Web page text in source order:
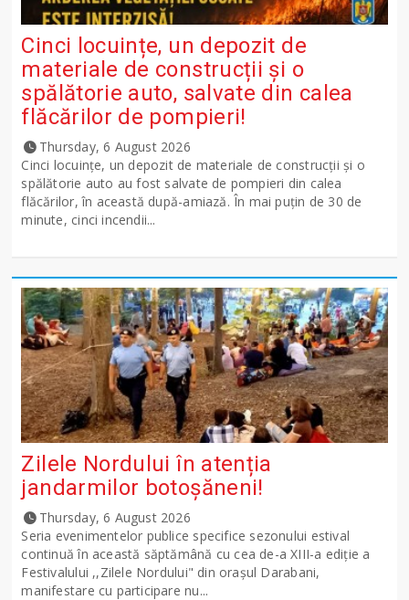
Cinci locuințe, un depozit de
materiale de construcții și o
spălătorie auto, salvate din calea
flăcărilor de pompieri!
Thursday, 6 August 2026
Cinci locuințe, un depozit de materiale de construcții și o
spălătorie auto au fost salvate de pompieri din calea
flăcărilor, în această după-amiază. În mai puțin de 30 de
minute, cinci incendii...
Zilele Nordului în atenția
jandarmilor botoșăneni!
Thursday, 6 August 2026
Seria evenimentelor publice specifice sezonului estival
continuă în această săptămână cu cea de-a XIII-a ediție a
Festivalului ,,Zilele Nordului" din orașul Darabani,
manifestare cu participare nu...